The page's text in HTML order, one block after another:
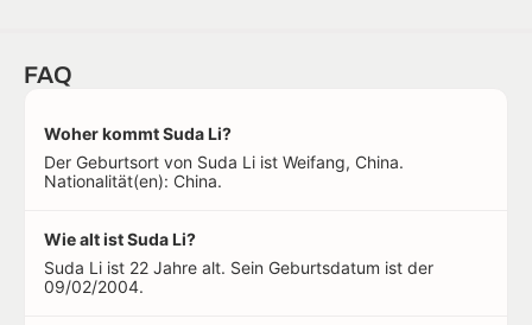
FAQ
Woher kommt Suda Li?
Der Geburtsort von Suda Li ist Weifang, China.
Nationalität(en): China.
Wie alt ist Suda Li?
Suda Li ist 22 Jahre alt. Sein Geburtsdatum ist der
09/02/2004.